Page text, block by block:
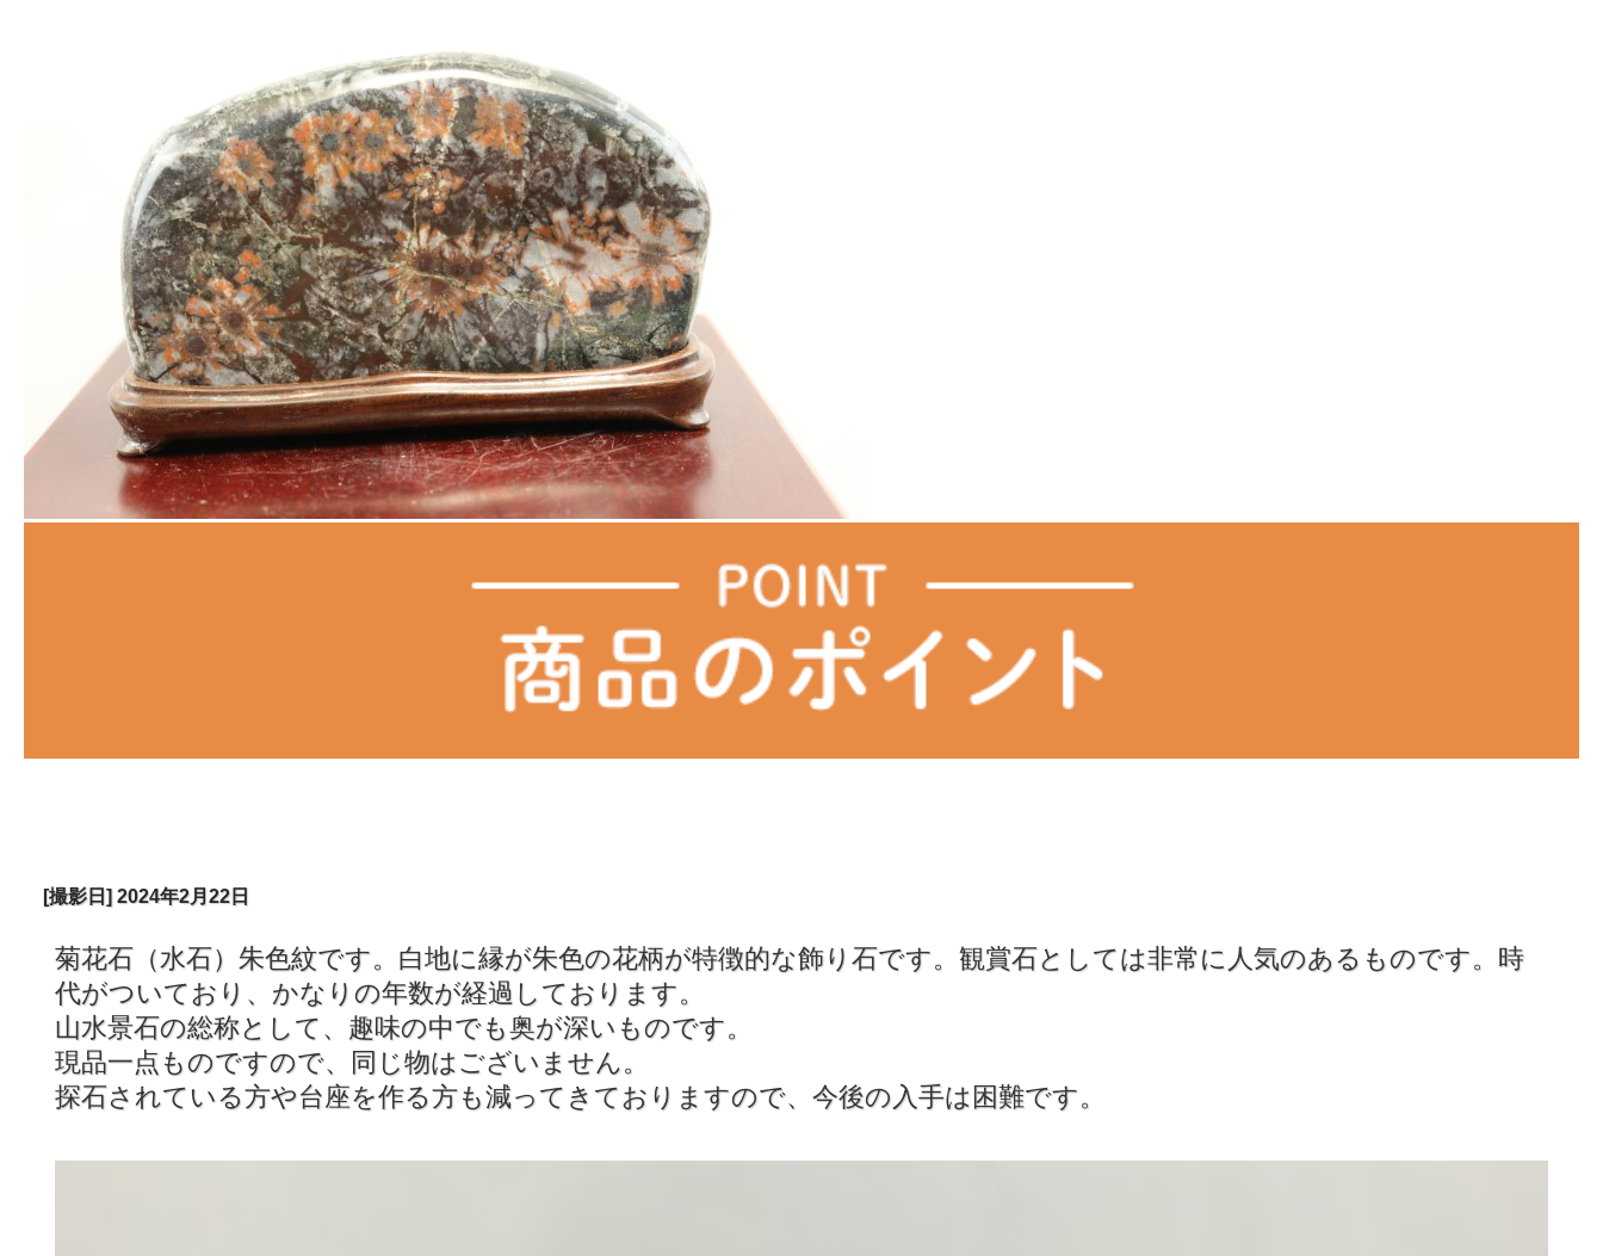
[撮影日] 2024年2月22日
菊花石（水石）朱色紋です。白地に縁が朱色の花柄が特徴的な飾り石です。観賞石としては非常に人気のあるものです。時
代がついており、かなりの年数が経過しております。
山水景石の総称として、趣味の中でも奥が深いものです。
現品一点ものですので、同じ物はございません。
探石されている方や台座を作る方も減ってきておりますので、今後の入手は困難です。